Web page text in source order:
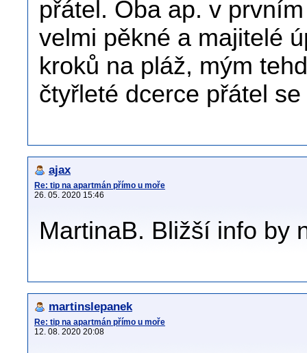
přátel. Oba ap. v
velmi pěkné a majitelé
kroků na pláž, mým
čtyřleté dcerce přátel
ajax
Re: tip na apartmán přímo u moře
26. 05. 2020 15:46
MartinaB. Bližší info by
martinslepanek
Re: tip na apartmán přímo u moře
12. 08. 2020 20:08